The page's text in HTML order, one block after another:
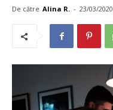
De către Alina R. - 23/03/2020